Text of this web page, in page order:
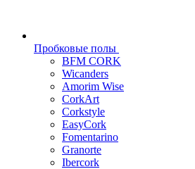
Пробковые полы
BFM CORK
Wicanders
Amorim Wise
CorkArt
Corkstyle
EasyCork
Fomentarino
Granorte
Ibercork